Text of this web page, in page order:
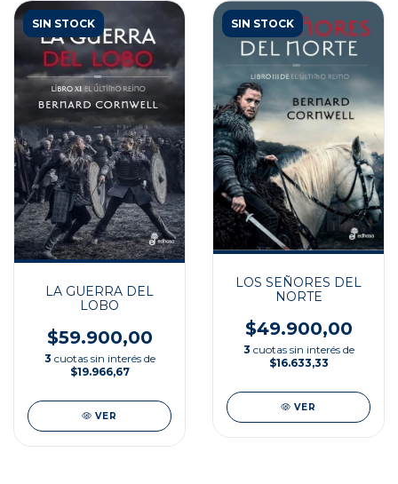
SIN STOCK
LA GUERRA DEL
LOBO
$59.900,00
3 cuotas sin interés de
$19.966,67
VER
SIN STOCK
LOS SEÑORES DEL
NORTE
$49.900,00
3 cuotas sin interés de
$16.633,33
VER